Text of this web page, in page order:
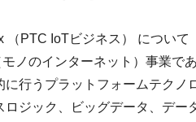
PTC IoTビジネス） について
ノのインターネット）事業で
に行うプラットフォームテク
ロジック、ビッグデータ、デ